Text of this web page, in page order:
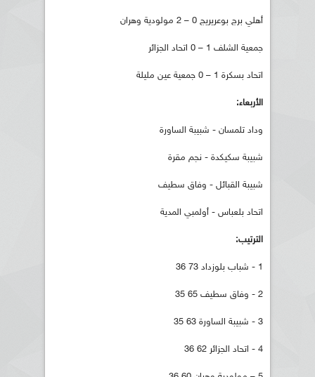
أهلي برج بوعريريج 0 – 2 مولودية وهران
جمعية الشلف 1 – 0 اتحاد الجزائر
اتحاد بسكرة 1 – 0 جمعية عين مليلة
الأربعاء:
وداد تلمسان - شبيبة الساورة
شبيبة سكيكدة - نجم مقرة
شبيبة القبائل - وفاق سطيف
اتحاد بلعباس - أولمبي المدية
الترتيب:
1 - شباب بلوزداد 73 36
2 - وفاق سطيف 65 35
3 - شبيبة الساورة 63 35
4 - اتحاد الجزائر 62 36